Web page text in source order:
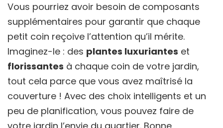
Vous pourriez avoir besoin de composants
supplémentaires pour garantir que chaque
petit coin reçoive l’attention qu’il mérite.
Imaginez-le : des plantes luxuriantes et
florissantes à chaque coin de votre jardin,
tout cela parce que vous avez maîtrisé la
couverture ! Avec des choix intelligents et un
peu de planification, vous pouvez faire de